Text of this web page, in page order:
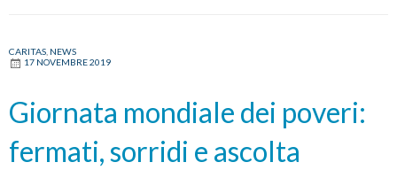
la
tua
CARITAS NEWS
17 NOVEMBRE 2019
Giornata mondiale dei poveri:
fermati, sorridi e ascolta